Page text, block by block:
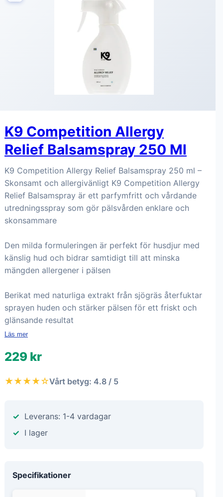
K9 Competition Allergy
Relief Balsamspray 250 Ml
K9 Competition Allergy Relief Balsamspray 250 ml –
Skonsamt och allergivänligt K9 Competition Allergy
Relief Balsamspray är ett parfymfritt och vårdande
utredningsspray som gör pälsvården enklare och
skonsammare
Den milda formuleringen är perfekt för husdjur med
känslig hud och bidrar samtidigt till att minska
mängden allergener i pälsen
Berikat med naturliga extrakt från sjögräs återfuktar
sprayen huden och stärker pälsen för ett friskt och
glänsande resultat
Läs mer
229 kr
★★★★☆Vårt betyg: 4.8 / 5
Leverans: 1-4 vardagar
I lager
Specifikationer